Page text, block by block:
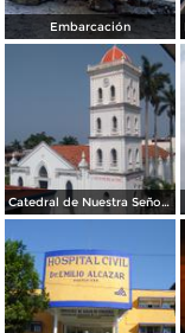
Embarcación
Catedral de Nuestra Señora de la Asunción